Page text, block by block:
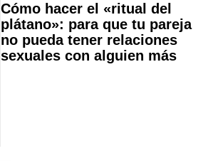
Cómo hacer el «ritual del
plátano»: para que tu pareja
no pueda tener relaciones
sexuales con alguien más